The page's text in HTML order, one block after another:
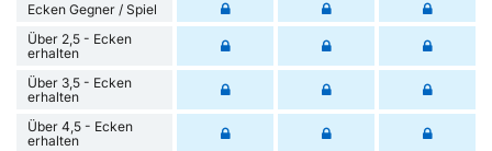
Ecken Gegner / Spiel
Über 2,5 - Ecken
erhalten
Über 3,5 - Ecken
erhalten
Über 4,5 - Ecken
erhalten